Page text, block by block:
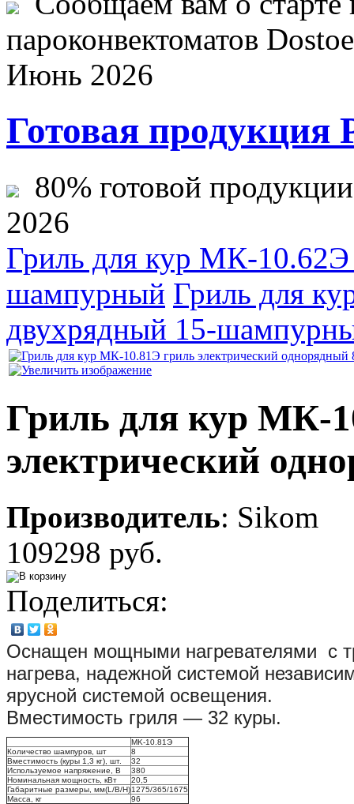
пароконвектоматов
Июнь 2026
Готовая продукция
80% готовой
2026
Гриль для кур МК-10.62Э
шампурный Гриль для
двухрядный 15-
Гриль для кур МК-
электрический
Производитель: Sikom
109298 руб.
Поделиться:
Оснащен мощными нагревателями с
нагрева, надежной системой
ярусной системой освещения.
Вместимость гриля — 32 куры.
MK-10.81Э
Количество шампуров, шт
8
Вместимость (куры 1,3 кг), шт.
32
Используемое напряжение, В
380
Номинальная мощность, кВт
20,5
Габаритные размеры, мм(L/B/H)1275/365/1675
Масса, кг
96